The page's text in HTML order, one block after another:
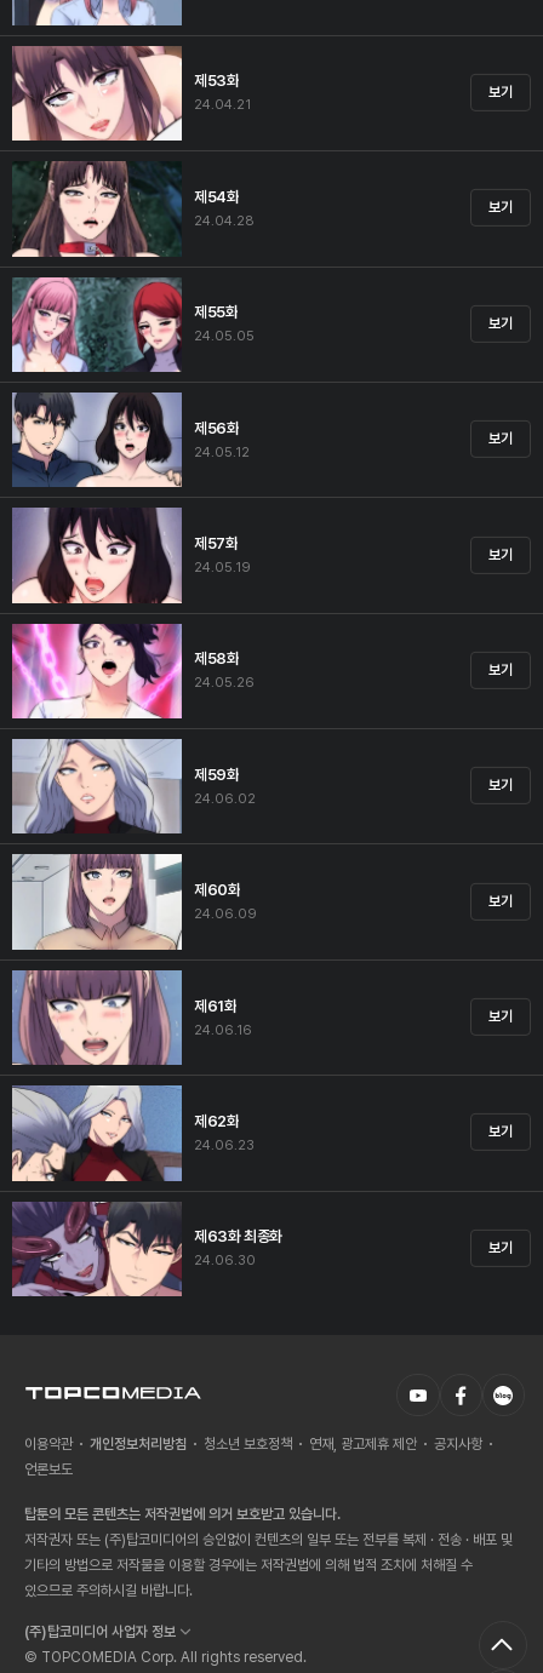
제53화
24.04.21
보기
제54화
24.04.28
보기
제55화
24.05.05
보기
제56화
24.05.12
보기
제57화
24.05.19
보기
제58화
24.05.26
보기
제59화
24.06.02
보기
제60화
24.06.09
보기
제61화
24.06.16
보기
제62화
24.06.23
보기
제63화 최종화
24.06.30
보기
이용약관 개인정보처리방침 청소년 보호정책 연재, 광고제휴 제안
공지사항
언론보도
탑툰의 모든 콘텐츠는 저작권법에 의거 보호받고 있습니다.
저작권자 또는 (주)탑코미디어의 승인없이 컨텐츠의 일부 또는 전부를 복제 · 전송 · 배포 및
기타의 방법으로 저작물을 이용할 경우에는 저작권법에 의해 법적 조치에 처해질 수
있으므로 주의하시길 바랍니다.
(주)탑코미디어 사업자 정보
© TOPCOMEDIA Corp. All rights reserved.